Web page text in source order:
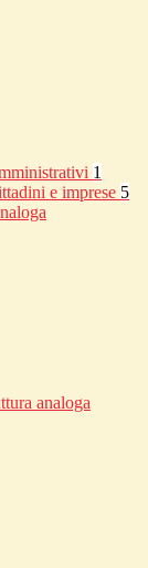
1
e imprese 5
analoga